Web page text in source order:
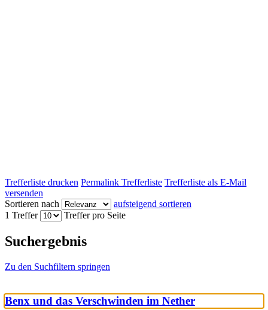
Trefferliste drucken Permalink Trefferliste Trefferliste als E-Mail
versenden
Sortieren nach
aufsteigend sortieren
1 Treffer
Treffer pro Seite
Suchergebnis
Zu den Suchfiltern springen
Benx und das Verschwinden im Nether